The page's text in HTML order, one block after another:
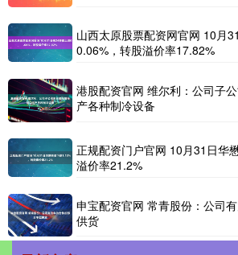
山西太原股票配资网官网 10月
0.06%，转股溢价率17.82%
港股配资官网 维尔利：公司子
产各种制冷设备
正规配资门户官网 10月31日华
溢价率21.2%
申宝配资官网 常青股份：公司
供货